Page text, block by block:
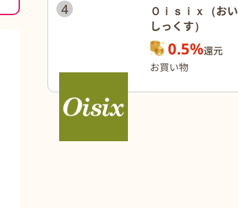
4
Ｏｉｓｉｘ（おい
しっくす）
0.5%還元
お買い物